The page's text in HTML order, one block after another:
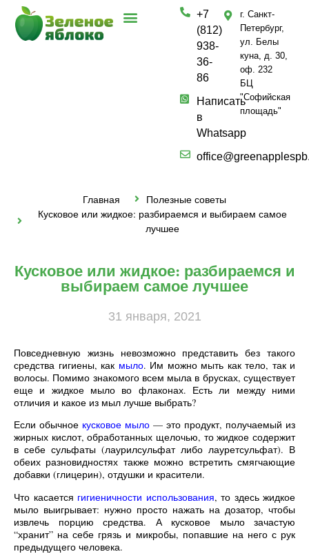
+7
(812)
938-
36-
86
Написать
в
Whatsapp
г. Санкт-
Петербург,
ул. Белы
куна, д. 30,
оф. 232
БЦ
"Софийская
площадь"
Главная
Полезные советы
Кусковое или жидкое: разбираемся и выбираем самое
лучшее
Кусковое или жидкое: разбираемся и
выбираем самое лучшее
31 января, 2021
Повседневную жизнь невозможно представить без такого
средства гигиены, как мыло. Им можно мыть как тело, так и
волосы. Помимо знакомого всем мыла в брусках, существует
еще и жидкое мыло во флаконах. Есть ли между ними
отличия и какое из мыл лучше выбрать?
Если обычное кусковое мыло — это продукт, получаемый из
жирных кислот, обработанных щелочью, то жидкое содержит
в себе сульфаты (лаурилсульфат либо лауретсульфат). В
обеих разновидностях также можно встретить смягчающие
добавки (глицерин), отдушки и красители.
Что касается гигиеничности использования, то здесь жидкое
мыло выигрывает: нужно просто нажать на дозатор, чтобы
извлечь порцию средства. А кусковое мыло зачастую
“хранит” на себе грязь и микробы, попавшие на него с рук
предыдущего человека.